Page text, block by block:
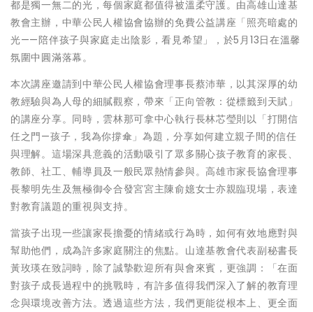
都是獨一無二的光，每個家庭都值得被溫柔守護。由高雄山達基
教會主辦，中華公民人權協會協辦的免費公益講座「照亮暗處的
光——陪伴孩子與家庭走出陰影，看見希望」，於5月13日在溫馨
氛圍中圓滿落幕。
本次講座邀請到中華公民人權協會理事長蔡沛華，以其深厚的幼
教經驗與為人母的細膩觀察，帶來「正向管教：從標籤到天賦」
的講座分享。同時，雲林那可拿中心執行長林芯瑩則以「打開信
任之門—孩子，我為你撐傘」為題，分享如何建立親子間的信任
與理解。這場深具意義的活動吸引了眾多關心孩子教育的家長、
教師、社工、輔導員及一般民眾熱情參與。高雄市家長協會理事
長黎明先生及無極御令合發宮宮主陳俞嬑女士亦親臨現場，表達
對教育議題的重視與支持。
當孩子出現一些讓家長擔憂的情緒或行為時，如何有效地應對與
幫助他們，成為許多家庭關注的焦點。山達基教會代表副秘書長
黃玫瑛在致詞時，除了誠摯歡迎所有與會來賓，更強調：「在面
對孩子成長過程中的挑戰時，有許多值得我們深入了解的教育理
念與環境改善方法。透過這些方法，我們更能從根本上、更全面